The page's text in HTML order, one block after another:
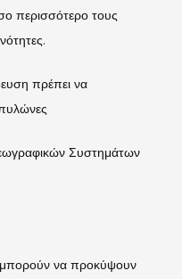
περισσότερο τους
πρέπει να
Συστημάτων
να προκύψουν